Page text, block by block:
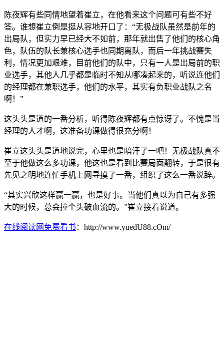
陈夜辉有些同情地望着崔立，在他看来这个问题可有些不好
答。谁想崔立倒是挺从容地开口了：“无极战队虽然是前年的
出局队，但实力早已经大不如前，那年就出售了他们的核心角
色，队伍的队长兼核心选手也同期离队，而后一年挑战赛失
利，情况更加艰难，目前他们的队中，只有一人是出局前的职
业选手，其他人几乎都是临时不知从哪凑起来的，听说连他们
的经理都在兼职选手，他们的水平，其实有负职业战队之名
啊！”
这头头是道的一番分析，听得陈夜辉都有点惊讶了。不愧是当
经理的人才啊，这准备功课做得很充分啊！
崔立这头头是道地说完，心里也是暗汗了一吧！无极战队真不
至于他做这么多功课，他这也是看到比赛局面翻转，于是很有
先见之明地连忙手机上网寻摸了一番，组织了这么一番说辞。
“其实兴欣这样赢一赢，也是好事。当他们真以为自己有多强
大的时候，总会撞个头破血流的。”崔立接着说道。
在线阅读网免费看书 ：http://www.yuedU88.cOm/